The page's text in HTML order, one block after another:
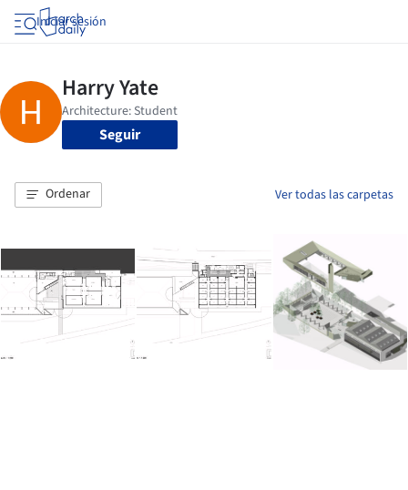
Iniciar sesión
Seguir
Ordenar Ver todas las carpetas